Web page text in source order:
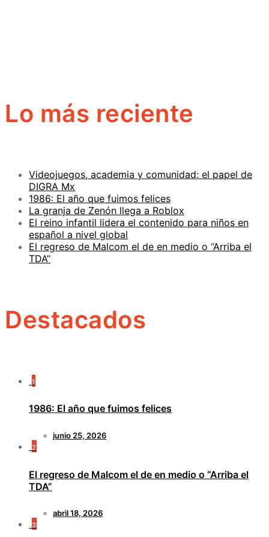
Lo más reciente
Videojuegos, academia y comunidad: el papel de
DIGRA Mx
1986: El año que fuimos felices
La granja de Zenón llega a Roblox
El reino infantil lidera el contenido para niños en
español a nivel global
El regreso de Malcom el de en medio o “Arriba el
TDA”
Destacados
1
1986: El año que fuimos felices
junio 25, 2026
2
El regreso de Malcom el de en medio o “Arriba el
TDA”
abril 18, 2026
3